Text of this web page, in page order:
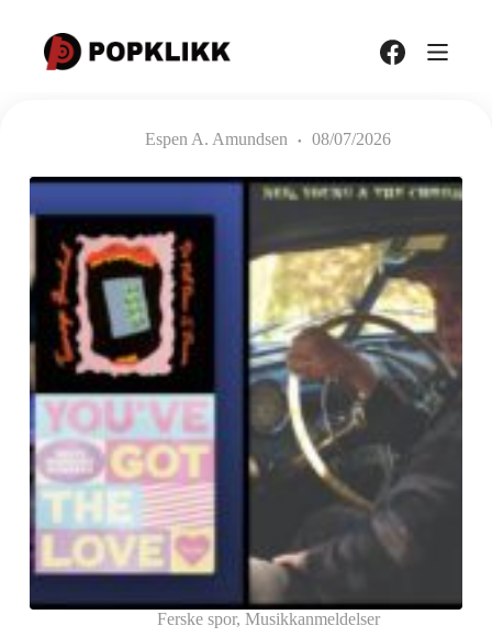
innholdet
Espen A. Amundsen 08/07/2026
Ferske spor, Musikkanmeldelser